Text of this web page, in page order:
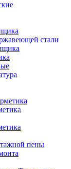
стали
пены